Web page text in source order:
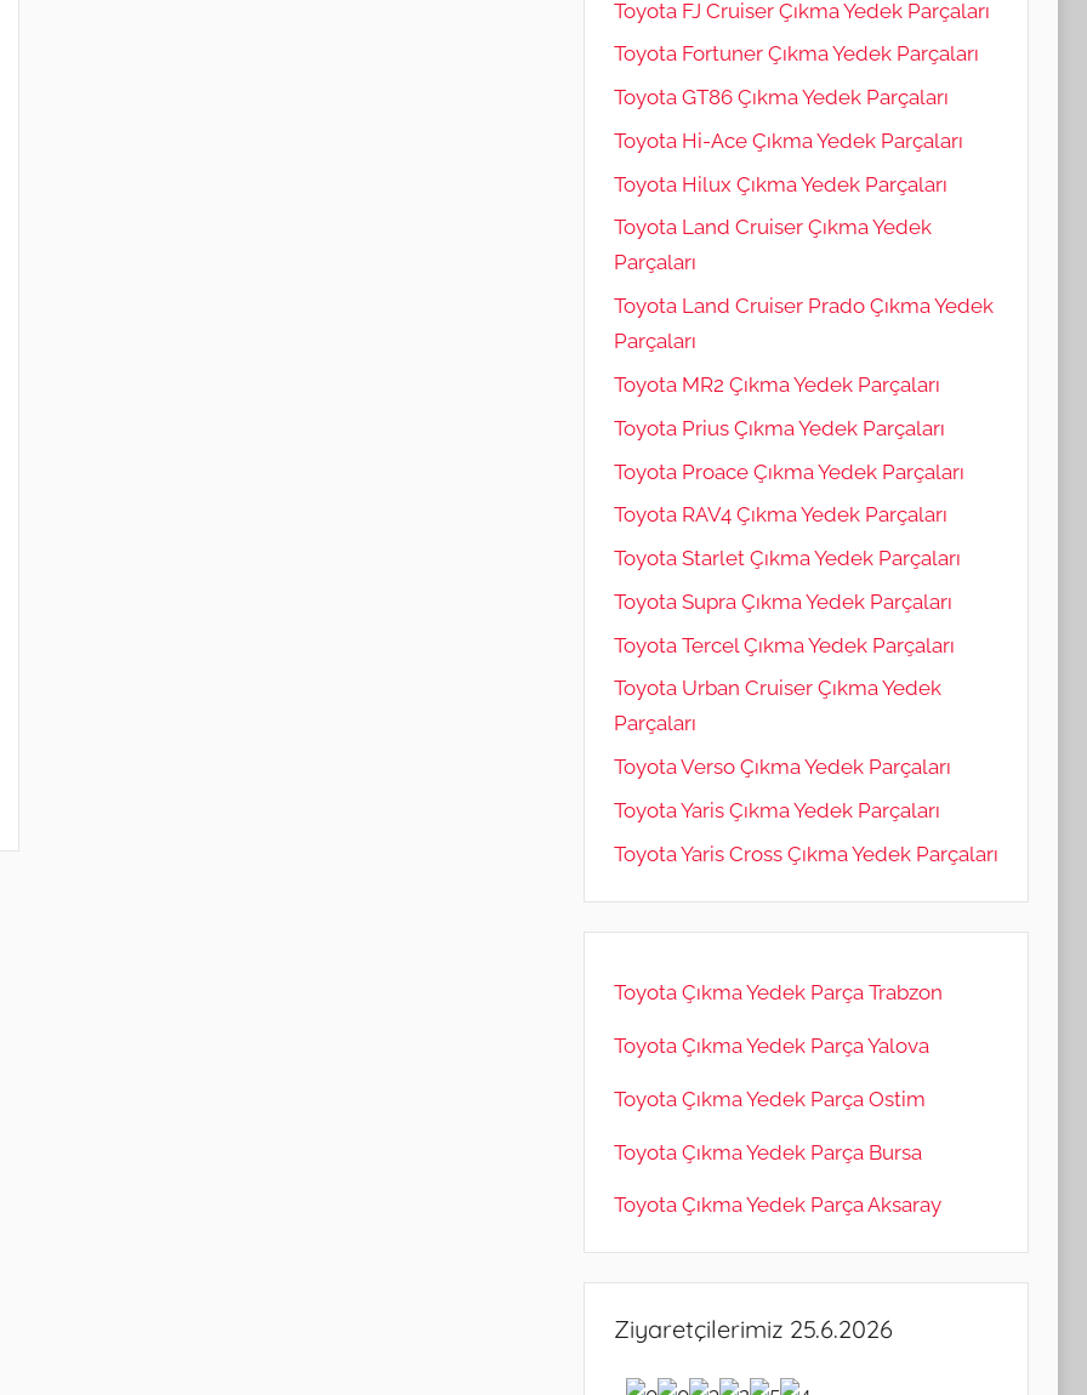
Toyota FJ Cruiser Çıkma Yedek Parçaları
Toyota Fortuner Çıkma Yedek Parçaları
Toyota GT86 Çıkma Yedek Parçaları
Toyota Hi-Ace Çıkma Yedek Parçaları
Toyota Hilux Çıkma Yedek Parçaları
Toyota Land Cruiser Çıkma Yedek
Parçaları
Toyota Land Cruiser Prado Çıkma Yedek
Parçaları
Toyota MR2 Çıkma Yedek Parçaları
Toyota Prius Çıkma Yedek Parçaları
Toyota Proace Çıkma Yedek Parçaları
Toyota RAV4 Çıkma Yedek Parçaları
Toyota Starlet Çıkma Yedek Parçaları
Toyota Supra Çıkma Yedek Parçaları
Toyota Tercel Çıkma Yedek Parçaları
Toyota Urban Cruiser Çıkma Yedek
Parçaları
Toyota Verso Çıkma Yedek Parçaları
Toyota Yaris Çıkma Yedek Parçaları
Toyota Yaris Cross Çıkma Yedek Parçaları
Toyota Çıkma Yedek Parça Trabzon
Toyota Çıkma Yedek Parça Yalova
Toyota Çıkma Yedek Parça Ostim
Toyota Çıkma Yedek Parça Bursa
Toyota Çıkma Yedek Parça Aksaray
Ziyaretçilerimiz 25.6.2026